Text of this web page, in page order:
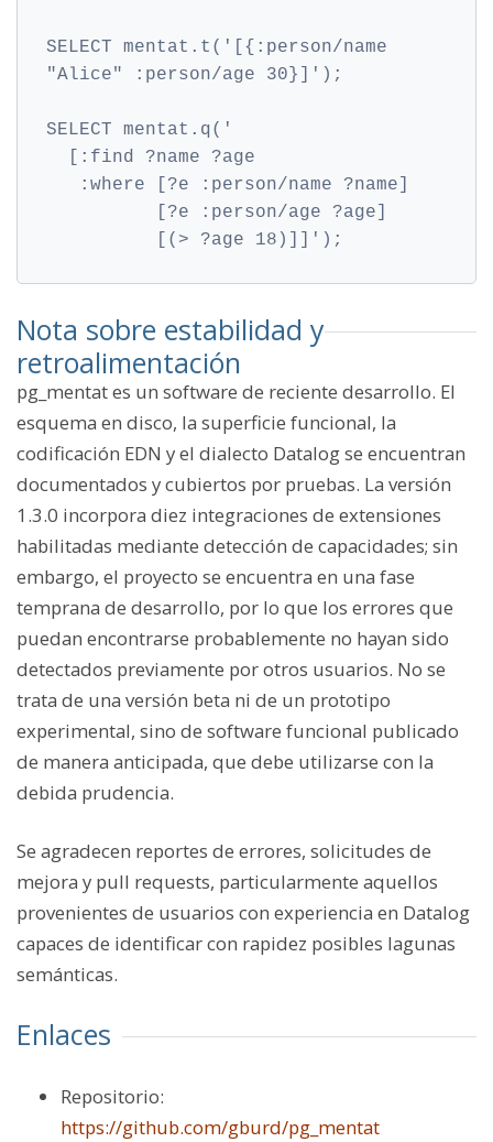
SELECT mentat.t('[{:person/name
"Alice" :person/age 30}]');
SELECT mentat.q('
[:find ?name ?age
:where [?e :person/name ?name]
[?e :person/age ?age]
[(> ?age 18)]]');
Nota sobre estabilidad y
retroalimentación
pg_mentat es un software de reciente desarrollo. El
esquema en disco, la superficie funcional, la
codificación EDN y el dialecto Datalog se encuentran
documentados y cubiertos por pruebas. La versión
1.3.0 incorpora diez integraciones de extensiones
habilitadas mediante detección de capacidades; sin
embargo, el proyecto se encuentra en una fase
temprana de desarrollo, por lo que los errores que
puedan encontrarse probablemente no hayan sido
detectados previamente por otros usuarios. No se
trata de una versión beta ni de un prototipo
experimental, sino de software funcional publicado
de manera anticipada, que debe utilizarse con la
debida prudencia.
Se agradecen reportes de errores, solicitudes de
mejora y pull requests, particularmente aquellos
provenientes de usuarios con experiencia en Datalog
capaces de identificar con rapidez posibles lagunas
semánticas.
Enlaces
Repositorio:
https://github.com/gburd/pg_mentat